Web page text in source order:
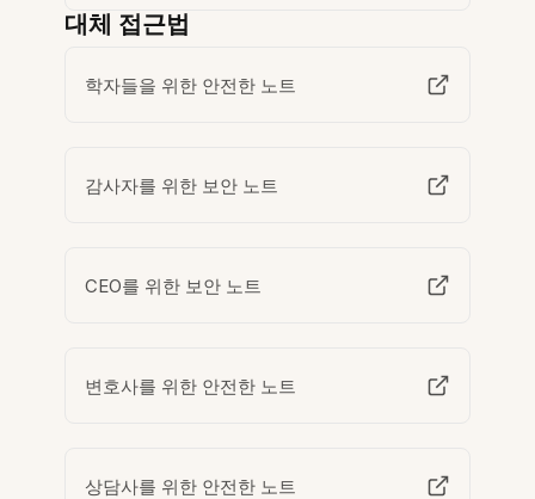
대체 접근법
학자들을 위한 안전한 노트
감사자를 위한 보안 노트
CEO를 위한 보안 노트
변호사를 위한 안전한 노트
상담사를 위한 안전한 노트